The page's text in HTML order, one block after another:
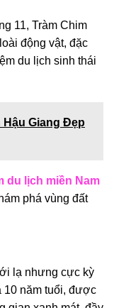
11, Tràm Chim
động vật, đặc
du lịch sinh thái
Giang Đẹp
du lịch miền Nam
phá vùng đất
lạ nhưng cực kỳ
10 năm tuổi, được